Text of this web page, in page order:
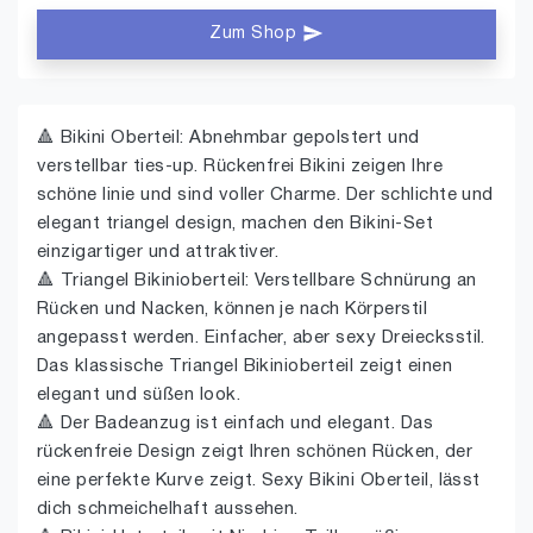
Zum Shop
🔺 Bikini Oberteil: Abnehmbar gepolstert und
verstellbar ties-up. Rückenfrei Bikini zeigen Ihre
schöne linie und sind voller Charme. Der schlichte und
elegant triangel design, machen den Bikini-Set
einzigartiger und attraktiver.
🔺 Triangel Bikinioberteil: Verstellbare Schnürung an
Rücken und Nacken, können je nach Körperstil
angepasst werden. Einfacher, aber sexy Dreiecksstil.
Das klassische Triangel Bikinioberteil zeigt einen
elegant und süßen look.
🔺 Der Badeanzug ist einfach und elegant. Das
rückenfreie Design zeigt Ihren schönen Rücken, der
eine perfekte Kurve zeigt. Sexy Bikini Oberteil, lässt
dich schmeichelhaft aussehen.